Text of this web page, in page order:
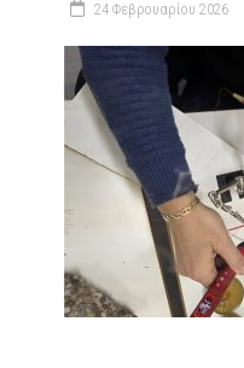
24 Φεβρουαρίου 2026